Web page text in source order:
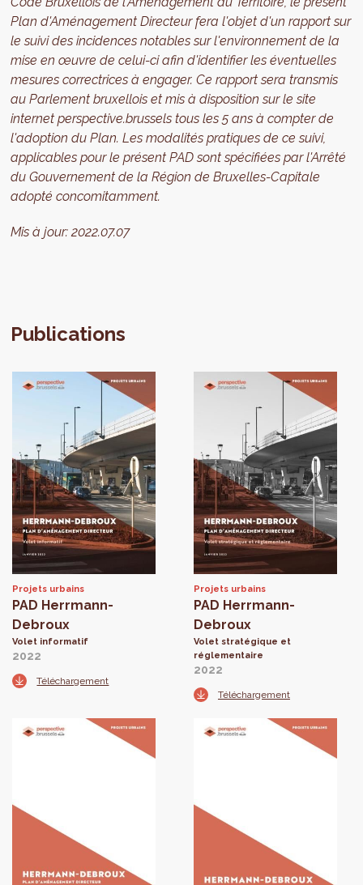
Plan d'Aménagement Directeur fera l'objet d'un rapport sur
le suivi des incidences notables sur l'environnement de la
mise en œuvre de celui-ci afin d'identifier les éventuelles
mesures correctrices à engager. Ce rapport sera transmis
au Parlement bruxellois et mis à disposition sur le site
internet perspective.brussels tous les 5 ans à compter de
l'adoption du Plan. Les modalités pratiques de ce suivi,
applicables pour le présent PAD sont spécifiées par l'Arrêté
du Gouvernement de la Région de Bruxelles-Capitale
adopté concomitamment.
Mis à jour:2022.07.07
Publications
Projets urbains
PAD Herrmann-
Debroux
Volet informatif
2022
Téléchargement
Projets urbains
PAD Herrmann-
Debroux
Volet stratégique et
réglementaire
2022
Téléchargement